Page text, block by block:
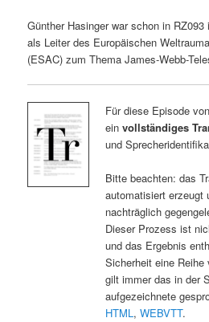
Günther Hasinger war schon in
als Leiter des Europäischen
(ESAC) zum Thema James-Webb-
Für diese Episode
ein vollständiges
und
Bitte beachten: das
automatisiert erzeugt
nachträglich
Dieser Prozess ist
und das Ergebnis
Sicherheit eine
gilt immer das in der
aufgezeichnete
HTML, WEBVTT.